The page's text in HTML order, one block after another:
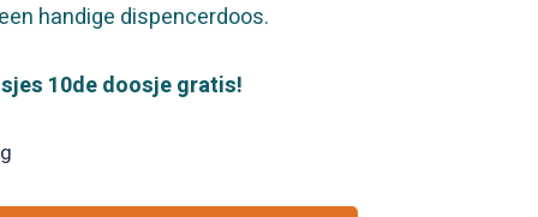
handige dispencerdoos.
10de doosje gratis!